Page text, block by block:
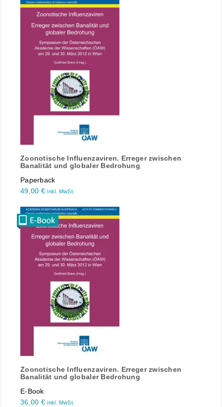
Zoonotische Influenzaviren. Erreger zwischen
Banalität und globaler Bedrohung
Paperback
49,00 € inkl. MwSt.
Zoonotische Influenzaviren. Erreger zwischen
Banalität und globaler Bedrohung
E-Book
36,00 € inkl. MwSt.